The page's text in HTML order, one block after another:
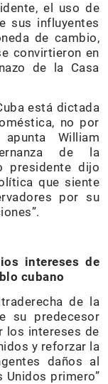
el uso de
sus influyentes
de cambio,
convirtieron en
de la Casa
está dictada
no por
William
de la
presidente dijo
que siente
por su
intereses de
cubano
de la
su predecesor
los intereses de
y reforzar la
daños al
Unidos primero”